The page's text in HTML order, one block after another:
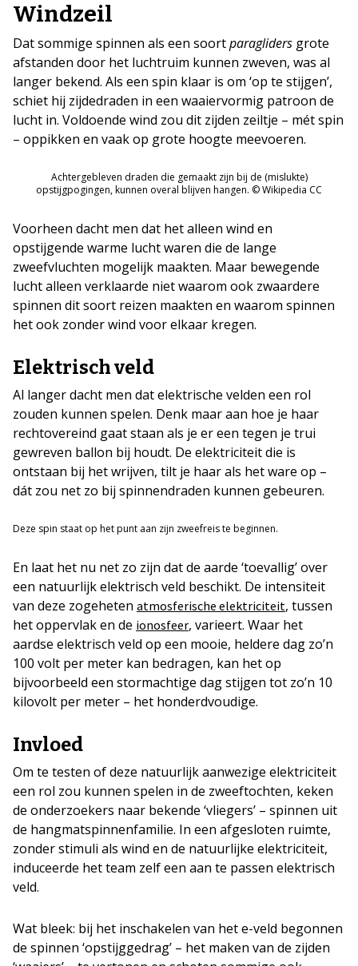
Windzeil
Dat sommige spinnen als een soortparagliders grote
afstanden door het luchtruim kunnen zweven, was al
langer bekend. Als een spin klaar is om ‘op te stijgen’,
schiet hij zijdedraden in een waaiervormig patroon de
lucht in. Voldoende wind zou dit zijden zeiltje – mét spin
– oppikken en vaak op grote hoogte meevoeren.
Achtergebleven draden die gemaakt zijn bij de (mislukte)
opstijgpogingen, kunnen overal blijven hangen. © Wikipedia CC
Voorheen dacht men dat het alleen wind en
opstijgende warme lucht waren die de lange
zweefvluchten mogelijk maakten. Maar bewegende
lucht alleen verklaarde niet waarom ook zwaardere
spinnen dit soort reizen maakten en waarom spinnen
het ook zonder wind voor elkaar kregen.
Elektrisch veld
Al langer dacht men dat elektrische velden een rol
zouden kunnen spelen. Denk maar aan hoe je haar
rechtovereind gaat staan als je er een tegen je trui
gewreven ballon bij houdt. De elektriciteit die is
ontstaan bij het wrijven, tilt je haar als het ware op –
dát zou net zo bij spinnendraden kunnen gebeuren.
Deze spin staat op het punt aan zijn zweefreis te beginnen.
En laat het nu net zo zijn dat de aarde ‘toevallig’ over
een natuurlijk elektrisch veld beschikt. De intensiteit
van deze zogeheten atmosferische elektriciteit, tussen
het oppervlak en de ionosfeer, varieert. Waar het
aardse elektrisch veld op een mooie, heldere dag zo’n
100 volt per meter kan bedragen, kan het op
bijvoorbeeld een stormachtige dag stijgen tot zo’n 10
kilovolt per meter – het honderdvoudige.
Invloed
Om te testen of deze natuurlijk aanwezige elektriciteit
een rol zou kunnen spelen in de zweeftochten, keken
de onderzoekers naar bekende ‘vliegers’ – spinnen uit
de hangmatspinnenfamilie. In een afgesloten ruimte,
zonder stimuli als wind en de natuurlijke elektriciteit,
induceerde het team zelf een aan te passen elektrisch
veld.
Wat bleek: bij het inschakelen van het e-veld begonnen
de spinnen ‘opstijggedrag’ – het maken van de zijden